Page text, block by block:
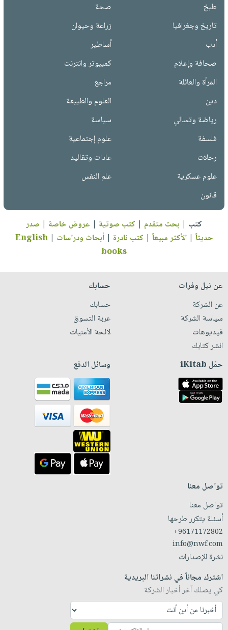
طبخ
صحة
تاريخ وجغرافيا
زراعة وحيوان
أدب
أساطير
صحافة وإعلام
كمبيوتر وانترنت
المرأة والعائلة
مراجع
دين
العلوم والطبيعة
رياضة وتسالي
سياسة
فلسفة
علوم إجتماعية
رحلات
عادات وتقاليد
علوم عسكرية
علم النفس
قانون
كتب | بحث متقدم | كتب صوتية | عروض خاصة | صدر
حديثاً |الأكثر مبيعاً | كتب نادرة |أبحاث ودراسات |
English
books
عن نيل وفرات
عن الشركة
سياسة الشركة
فيديوهات
انشر كتابك
حسابك
حسابك
عربة التسوق
لائحة الأمنيات
حمّل iKitab وسائل الدفع
تواصل معنا
تواصل معنا
أسئلة يتكرر طرحها
+96171172802
info@nwf.com
نشرة الإصدارات
اشترك مجاناً في نشراتنا البريدية
كي يصلك آخر أخبار الشركة